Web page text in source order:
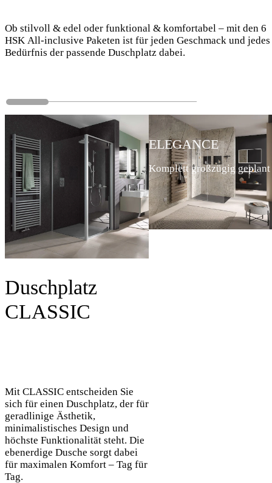
Ob stilvoll & edel oder funktional & komfortabel – mit den 6
HSK All-inclusive Paketen ist für jeden Geschmack und jedes
Bedürfnis der passende Duschplatz dabei.
CLASSIC
Komplett
klar und
funktional
Duschplatz
CLASSIC
Mit CLASSIC entscheiden Sie
sich für einen Duschplatz, der für
geradlinige Ästhetik,
minimalistisches Design und
höchste Funktionalität steht. Die
ebenerdige Dusche sorgt dabei
für maximalen Komfort – Tag für
Tag.
SMART
Komplett
gedacht
für
kleine
Räume
ELEGANCE
Komplett großzügig geplant